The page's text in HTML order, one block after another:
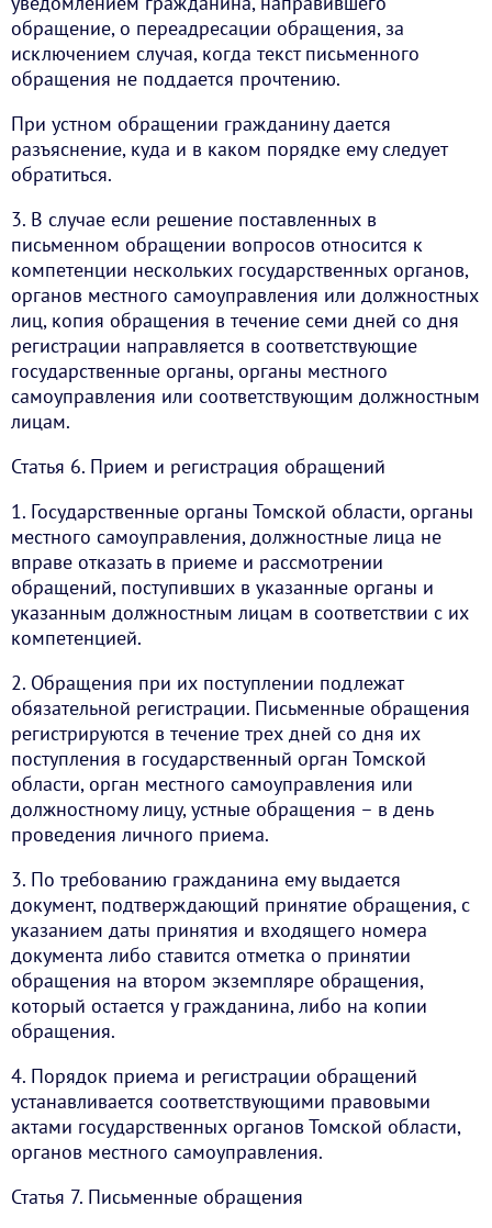
обращение, о переадресации обращения, за
исключением случая, когда текст письменного
обращения не поддается прочтению.
При устном обращении гражданину дается
разъяснение, куда и в каком порядке ему следует
обратиться.
3. В случае если решение поставленных в
письменном обращении вопросов относится к
компетенции нескольких государственных органов,
органов местного самоуправления или должностных
лиц, копия обращения в течение семи дней со дня
регистрации направляется в соответствующие
государственные органы, органы местного
самоуправления или соответствующим должностным
лицам.
Статья 6. Прием и регистрация обращений
1. Государственные органы Томской области, органы
местного самоуправления, должностные лица не
вправе отказать в приеме и рассмотрении
обращений, поступивших в указанные органы и
указанным должностным лицам в соответствии с их
компетенцией.
2. Обращения при их поступлении подлежат
обязательной регистрации. Письменные обращения
регистрируются в течение трех дней со дня их
поступления в государственный орган Томской
области, орган местного самоуправления или
должностному лицу, устные обращения – в день
проведения личного приема.
3. По требованию гражданина ему выдается
документ, подтверждающий принятие обращения, с
указанием даты принятия и входящего номера
документа либо ставится отметка о принятии
обращения на втором экземпляре обращения,
который остается у гражданина, либо на копии
обращения.
4. Порядок приема и регистрации обращений
устанавливается соответствующими правовыми
актами государственных органов Томской области,
органов местного самоуправления.
Статья 7. Письменные обращения